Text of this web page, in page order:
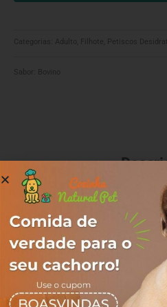
Categorias: Adulto Filhote Petiscos
Sabor: Bovino
Com o intuito de promover aos
natural, balanceada,
qualidade, sem abrir mão da
Cozinha
Nosso maior objetivo é oferecer
muito afeto através